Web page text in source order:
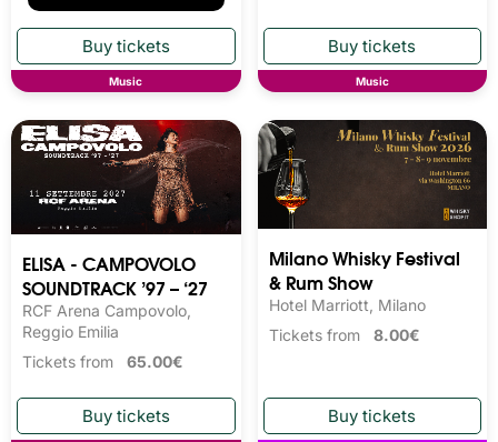
Music Music
ELISA - CAMPOVOLO
SOUNDTRACK ’97 – ‘27
RCF Arena Campovolo,
Reggio Emilia
Tickets from 65.00€
Milano Whisky Festival
& Rum Show
Hotel Marriott, Milano
Tickets from 8.00€